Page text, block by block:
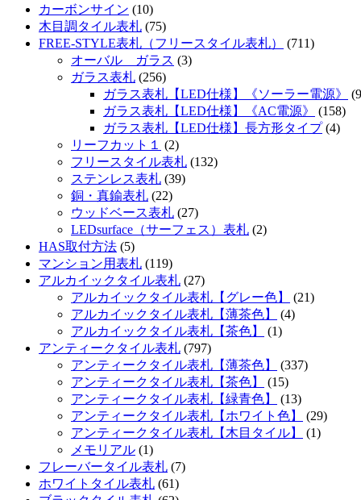
カーボンサイン (10)
木目調タイル表札 (75)
FREE-STYLE表札（フリースタイル表札）
(711)
オーバル ガラス (3)
ガラス表札 (256)
ガラス表札【LED仕様】《ソーラー電源》
ガラス表札【LED仕様】《AC電源》
(158)
ガラス表札【LED仕様】長方形タイプ(4)
リーフカット１
(2)
フリースタイル表札 (132)
ステンレス表札 (39)
銅・真鍮表札 (22)
ウッドベース表札 (27)
LEDsurface（サーフェス）表札 (2)
HAS取付方法 (5)
マンション用表札 (119)
アルカイックタイル表札 (27)
アルカイックタイル表札【グレー色】
(21)
アルカイックタイル表札【薄茶色】
(4)
アルカイックタイル表札【茶色】
(1)
アンティークタイル表札 (797)
アンティークタイル表札【薄茶色】
(337)
アンティークタイル表札【茶色】
(15)
アンティークタイル表札【緑青色】
(13)
アンティークタイル表札【ホワイト色】
(29)
アンティークタイル表札【木目タイル】
(1)
メモリアル (1)
フレーバータイル表札 (7)
ホワイトタイル表札 (61)